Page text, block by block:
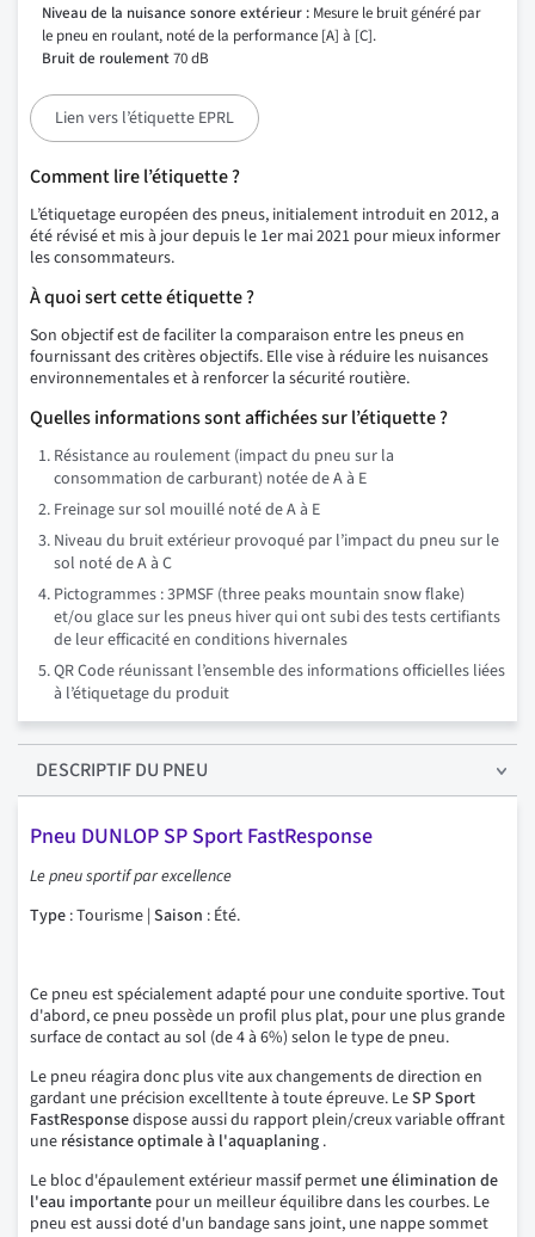
Niveau de la nuisance sonore extérieur : Mesure le bruit généré par
le pneu en roulant, noté de la performance [A] à [C].
Bruit de roulement70 dB
Lien vers l’étiquette EPRL
Comment lire l’étiquette ?
L’étiquetage européen des pneus, initialement introduit en 2012, a
été révisé et mis à jour depuis le 1er mai 2021 pour mieux informer
les consommateurs.
À quoi sert cette étiquette ?
Son objectif est de faciliter la comparaison entre les pneus en
fournissant des critères objectifs. Elle vise à réduire les nuisances
environnementales et à renforcer la sécurité routière.
Quelles informations sont affichées sur l’étiquette ?
Résistance au roulement (impact du pneu sur la
consommation de carburant) notée de A à E
Freinage sur sol mouillé noté de A à E
Niveau du bruit extérieur provoqué par l’impact du pneu sur le
sol noté de A à C
Pictogrammes : 3PMSF (three peaks mountain snow flake)
et/ou glace sur les pneus hiver qui ont subi des tests certifiants
de leur efficacité en conditions hivernales
QR Code réunissant l’ensemble des informations officielles liées
à l’étiquetage du produit
DESCRIPTIFDU PNEU
Pneu DUNLOP SP Sport FastResponse
Le pneu sportif par excellence
Type : Tourisme | Saison : Été.
Ce pneu est spécialement adapté pour une conduite sportive. Tout
d'abord, ce pneu possède un profil plus plat, pour une plus grande
surface de contact au sol (de 4 à 6%) selon le type de pneu.
Le pneu réagira donc plus vite aux changements de direction en
gardant une précision excelltente à toute épreuve. LeSP Sport
FastResponsedispose aussi du rapport plein/creux variable offrant
une résistance optimale à l'aquaplaning .
Le bloc d'épaulement extérieur massif permet une élimination de
l'eau importante pour un meilleur équilibre dans les courbes. Le
pneu est aussi doté d'un bandage sans joint, une nappe sommet